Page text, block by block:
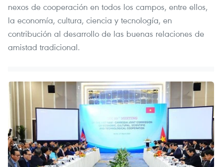
nexos de cooperación en todos los campos, entre ellos,
la economía, cultura, ciencia y tecnología, en
contribución al desarrollo de las buenas relaciones de
amistad tradicional.